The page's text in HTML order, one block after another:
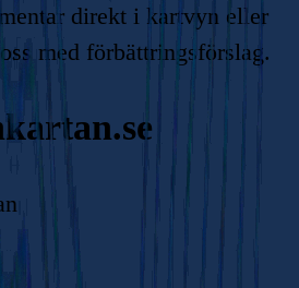
direkt i kartvyn eller
med förbättringsförslag.